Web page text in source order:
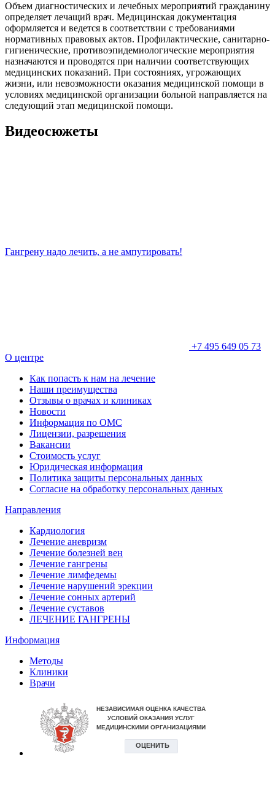
Объем диагностических и лечебных мероприятий гражданину
определяет лечащий врач. Медицинская документация
оформляется и ведется в соответствии с требованиями
нормативных правовых актов. Профилактические, санитарно-
гигиенические, противоэпидемиологические мероприятия
назначаются и проводятся при наличии соответствующих
медицинских показаний. При состояниях, угрожающих
жизни, или невозможности оказания медицинской помощи в
условиях медицинской организации больной направляется на
следующий этап медицинской помощи.
Видеосюжеты
Гангрену надо лечить, а не ампутировать!
+7 495 649 05 73
О центре
Как попасть к нам на лечение
Наши преимущества
Отзывы о врачах и клиниках
Новости
Информация по ОМС
Лицензии, разрешения
Вакансии
Стоимость услуг
Юридическая информация
Политика защиты персональных данных
Согласие на обработку персональных данных
Направления
Кардиология
Лечение аневризм
Лечение болезней вен
Лечение гангрены
Лечение лимфедемы
Лечение нарушений эрекции
Лечение сонных артерий
Лечение суставов
ЛЕЧЕНИЕ ГАНГРЕНЫ
Информация
Методы
Клиники
Врачи